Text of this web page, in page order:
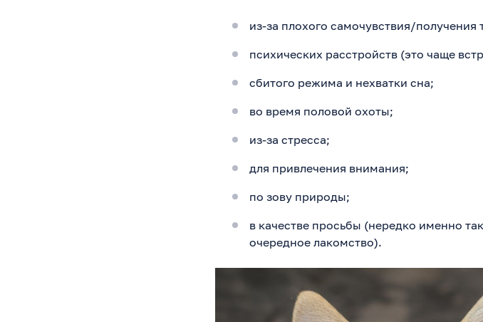
из-за плохого самочувствия/получения
психических расстройств (это чаще
сбитого режима и нехватки сна;
во время половой охоты;
из-за стресса;
для привлечения внимания;
по зову природы;
в качестве просьбы (нередко именно
очередное лакомство).